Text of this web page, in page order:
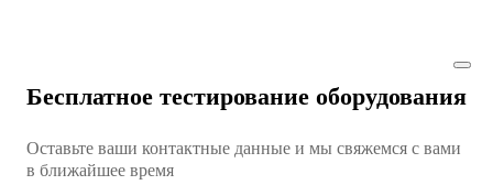
Коммутатор доступа MES1428
Коммутатор доступа MES1428
Бесплатное тестирование оборудования
Оставьте ваши контактные данные и мы свяжемся с вами
в ближайшее время